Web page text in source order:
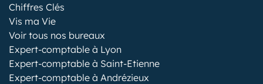
Chiffres Clés
Vis ma Vie
Voir tous nos bureaux
Expert-comptable à Lyon
Expert-comptable à Saint-Etienne
Expert-comptable à Andrézieux